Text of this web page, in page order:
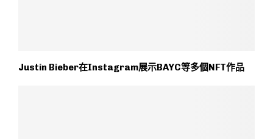
Justin Bieber在Instagram展示BAYC等多個NFT作品